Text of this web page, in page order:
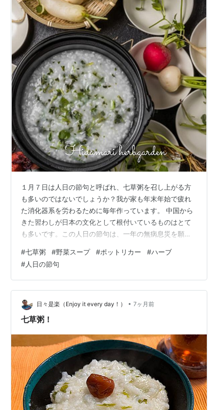
１月７日は人日の節句と呼ばれ、七草粥を召し上がる方
も多いのではないでしょうか？我が家も年末年始で疲れ
た消化器系を労わるために毎年作っています。 中国から
きた習わしが日本の文化として根付いているものはとて
も多いです。この人日の節句は、一年の無病息災を願っ
けのざ・すずな・すずしろ）を入れた七草粥を食べるこ
とで、お正月に疲れた胃を休め、不足しがちな野菜やビ
タミンを補給する意味合いがあります。 まさに「人の
日」と書きますが、中国では1月1日から7日までを牛や馬
などの動物に見立てて占う風習があり、7日は「人の日」
として人を尊び、7種の野菜を入れた汁物を食…
#七草粥 #野菜スープ #ポットリカー #ハーブ
#人日の節句
日々是楽（Enjoy it every day！） • 7ヶ月前
七草粥！